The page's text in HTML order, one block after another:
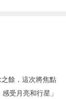
餘，這次將焦點
受月亮和行星」